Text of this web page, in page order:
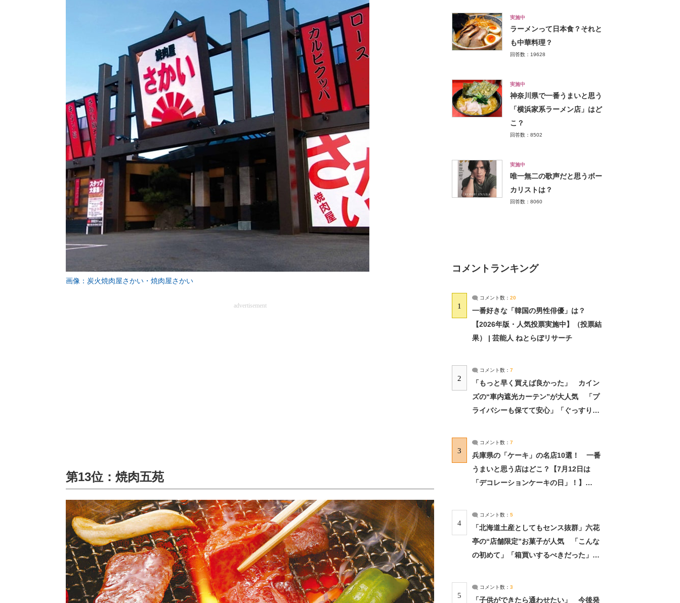
画像：炭火焼肉屋さかい・焼肉屋さかい
advertisement
第13位：焼肉五苑
実施中
ラーメンって日本食？それと
も中華料理？
回答数：19628
実施中
神奈川県で一番うまいと思う
「横浜家系ラーメン店」はど
こ？
回答数：8502
実施中
唯一無二の歌声だと思うボー
カリストは？
回答数：8060
コメントランキング
1
コメント数： 20
一番好きな「韓国の男性俳優」は？
【2026年版・人気投票実施中】（投票結
果） | 芸能人 ねとらぼリサーチ
2
コメント数： 7
「もっと早く買えば良かった」 カイン
ズの“車内遮光カーテン”が大人気 「プ
ライバシーも保てて安心」「ぐっすり眠
3
コメント数： 7
兵庫県の「ケーキ」の名店10選！ 一番
うまいと思う店はどこ？【7月12日は
「デコレーションケーキの日」！】
4
コメント数： 5
「北海道土産としてもセンス抜群」六花
亭の“店舗限定”お菓子が人気 「こんな
の初めて」「箱買いするべきだった」
5
コメント数： 3
「子供ができたら通わせたい」 今後発